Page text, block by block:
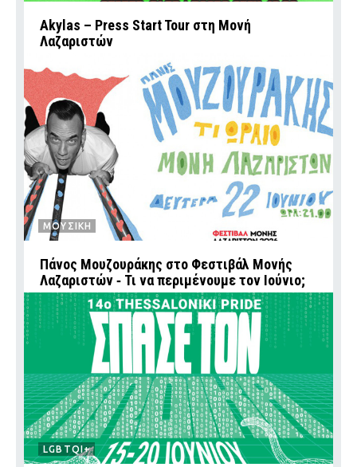
Akylas – Press Start Tour στη Μονή
Λαζαριστών
ΜΟΥΣΙΚΗ
Πάνος Μουζουράκης στο Φεστιβάλ Μονής
Λαζαριστών ‑ Τι να περιμένουμε τον Ιούνιο;
LGBTQI+